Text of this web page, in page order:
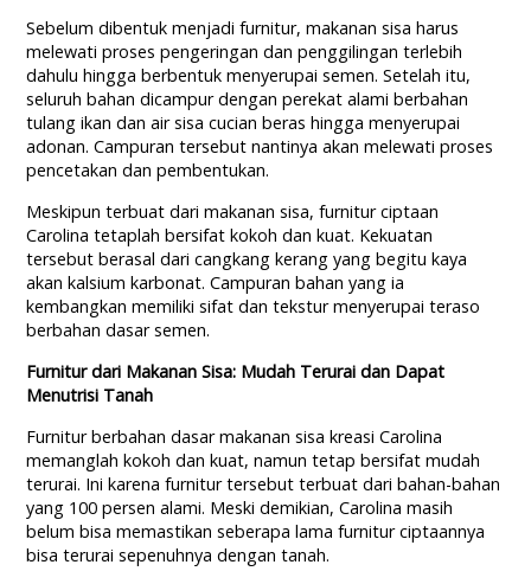
Sebelum dibentuk menjadi furnitur, makanan sisa harus
melewati proses pengeringan dan penggilingan terlebih
dahulu hingga berbentuk menyerupai semen. Setelah itu,
seluruh bahan dicampur dengan perekat alami berbahan
tulang ikan dan air sisa cucian beras hingga menyerupai
adonan. Campuran tersebut nantinya akan melewati proses
pencetakan dan pembentukan.
Meskipun terbuat dari makanan sisa, furnitur ciptaan
Carolina tetaplah bersifat kokoh dan kuat. Kekuatan
tersebut berasal dari cangkang kerang yang begitu kaya
akan kalsium karbonat. Campuran bahan yang ia
kembangkan memiliki sifat dan tekstur menyerupai teraso
berbahan dasar semen.
Furnitur dari Makanan Sisa: Mudah Terurai dan Dapat
Menutrisi Tanah
Furnitur berbahan dasar makanan sisa kreasi Carolina
memanglah kokoh dan kuat, namun tetap bersifat mudah
terurai. Ini karena furnitur tersebut terbuat dari bahan-bahan
yang 100 persen alami. Meski demikian, Carolina masih
belum bisa memastikan seberapa lama furnitur ciptaannya
bisa terurai sepenuhnya dengan tanah.